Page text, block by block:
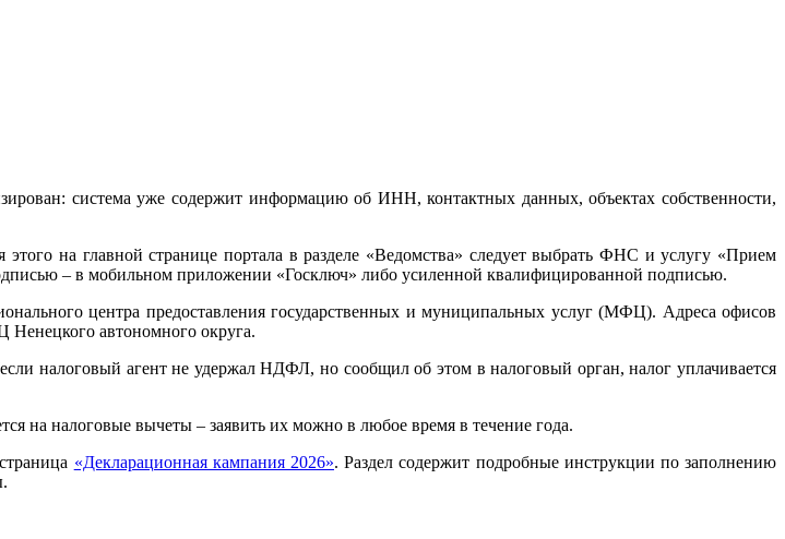
система уже содержит информацию об ИНН, контактных данных, объектах собственности,
на главной странице портала в разделе «Ведомства» следует выбрать ФНС и услугу «Прием
– в мобильном приложении «Госключ» либо усиленной квалифицированной подписью.
центра предоставления государственных и муниципальных услуг (МФЦ). Адреса офисов
автономного округа.
налоговый агент не удержал НДФЛ, но сообщил об этом в налоговый орган, налог уплачивается
на налоговые вычеты – заявить их можно в любое время в течение года.
«Декларационная кампания 2026». Раздел содержит подробные инструкции по заполнению